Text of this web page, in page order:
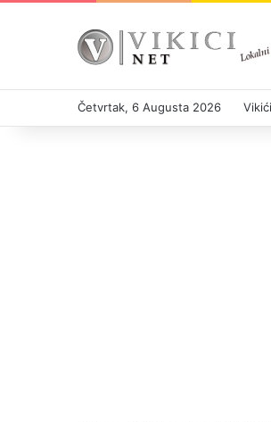
Četvrtak, 6 Augusta 2026